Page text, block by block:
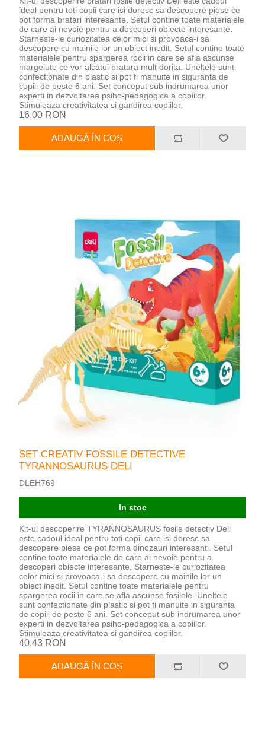
ideal pentru toti copii care isi doresc sa descopere piese ce
pot forma bratari interesante. Setul contine toate materialele
de care ai nevoie pentru a descoperi obiecte interesante.
Starneste-le curiozitatea celor mici si provoaca-i sa
descopere cu mainile lor un obiect inedit. Setul contine toate
materialele pentru spargerea rocii in care se afla ascunse
margelute ce vor alcatui bratara mult dorita. Uneltele sunt
confectionate din plastic si pot fi manuite in siguranta de
copiii de peste 6 ani. Set conceput sub indrumarea unor
experti in dezvoltarea psiho-pedagogica a copiilor.
Stimuleaza creativitatea si gandirea copiilor.
16,00 RON
ADAUGĂ ÎN COȘ
SET CREATIV FOSSILE DETECTIVE
TYRANNOSAURUS DELI
DLEH769
In stoc
Kit-ul descoperire TYRANNOSAURUS fosile detectiv Deli
este cadoul ideal pentru toti copii care isi doresc sa
descopere piese ce pot forma dinozauri interesanti. Setul
contine toate materialele de care ai nevoie pentru a
descoperi obiecte interesante. Starneste-le curiozitatea
celor mici si provoaca-i sa descopere cu mainile lor un
obiect inedit. Setul contine toate materialele pentru
spargerea rocii in care se afla ascunse fosilele. Uneltele
sunt confectionate din plastic si pot fi manuite in siguranta
de copiii de peste 6 ani. Set conceput sub indrumarea unor
experti in dezvoltarea psiho-pedagogica a copiilor.
Stimuleaza creativitatea si gandirea copiilor.
40,43 RON
ADAUGĂ ÎN COȘ